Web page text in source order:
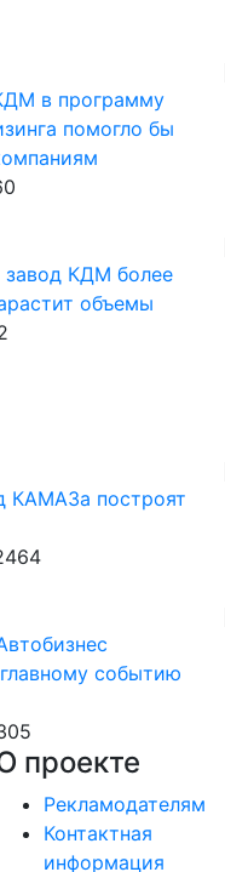
в программу
помогло бы
КДМ более
объемы
КАМАЗа построят
событию
проекте
Рекламодателям
Контактная
информация